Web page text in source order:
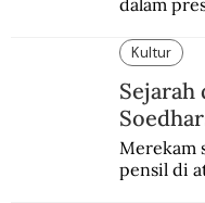
dalam
Kultur
Sejarah
Merekam
pensil di